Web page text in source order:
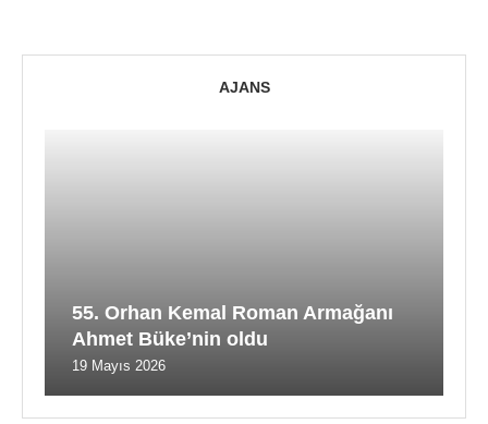
AJANS
55. Orhan Kemal Roman Armağanı
Ahmet Büke’nin oldu
19 Mayıs 2026